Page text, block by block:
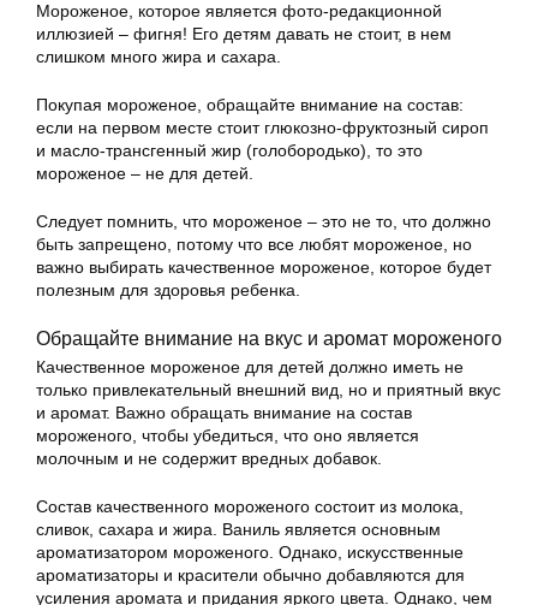
Мороженое, которое является фото-редакционной
иллюзией – фигня! Его детям давать не стоит, в нем
слишком много жира и сахара.
Покупая мороженое, обращайте внимание на состав:
если на первом месте стоит глюкозно-фруктозный сироп
и масло-трансгенный жир (голобородько), то это
мороженое – не для детей.
Следует помнить, что мороженое – это не то, что должно
быть запрещено, потому что все любят мороженое, но
важно выбирать качественное мороженое, которое будет
полезным для здоровья ребенка.
Обращайте внимание на вкус и аромат мороженого
Качественное мороженое для детей должно иметь не
только привлекательный внешний вид, но и приятный вкус
и аромат. Важно обращать внимание на состав
мороженого, чтобы убедиться, что оно является
молочным и не содержит вредных добавок.
Состав качественного мороженого состоит из молока,
сливок, сахара и жира. Ваниль является основным
ароматизатором мороженого. Однако, искусственные
ароматизаторы и красители обычно добавляются для
усиления аромата и придания яркого цвета. Однако, чем